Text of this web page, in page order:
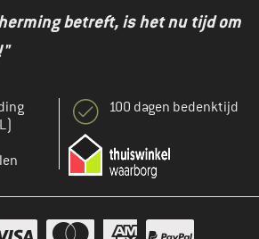
betreft, is het nu tijd om
100 dagen bedenktijd